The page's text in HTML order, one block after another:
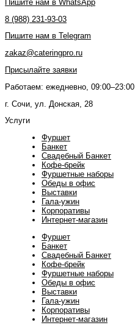
Пишите нам в WhatsApp
8 (988) 231-93-03
Пишите нам в Telegram
zakaz@cateringpro.ru
Присылайте заявки
Работаем: ежедневно, 09:00–23:00
г. Сочи, ул. Донская, 28
Услуги
Фуршет
Банкет
Свадебный Банкет
Кофе-брейк
Фуршетные наборы
Обеды в офис
Выставки
Гала-ужин
Корпоративы
Интернет-магазин
Фуршет
Банкет
Свадебный Банкет
Кофе-брейк
Фуршетные наборы
Обеды в офис
Выставки
Гала-ужин
Корпоративы
Интернет-магазин